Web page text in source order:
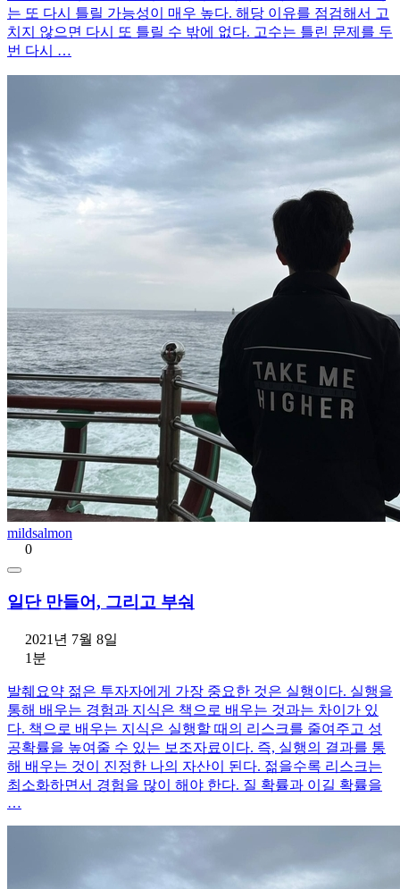
는 또 다시 틀릴 가능성이 매우 높다. 해당 이유를 점검해서 고
치지 않으면 다시 또 틀릴 수 밖에 없다. 고수는 틀린 문제를 두
번 다시 …
mildsalmon
0
일단 만들어, 그리고 부숴
2021년 7월 8일
1분
발췌요약 젊은 투자자에게 가장 중요한 것은 실행이다. 실행을
통해 배우는 경험과 지식은 책으로 배우는 것과는 차이가 있
다. 책으로 배우는 지식은 실행할 때의 리스크를 줄여주고 성
공확률을 높여줄 수 있는 보조자료이다. 즉, 실행의 결과를 통
해 배우는 것이 진정한 나의 자산이 된다. 젊을수록 리스크는
최소화하면서 경험을 많이 해야 한다. 질 확률과 이길 확률을
…